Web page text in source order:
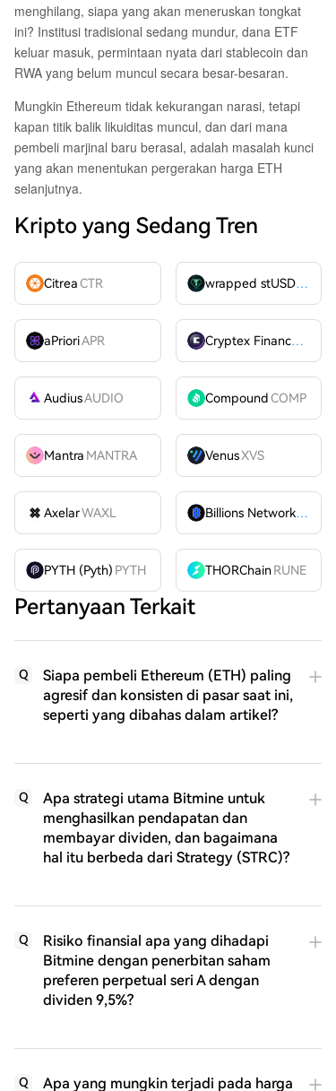
menghilang, siapa yang akan meneruskan tongkat
ini? Institusi tradisional sedang mundur, dana ETF
keluar masuk, permintaan nyata dari stablecoin dan
RWA yang belum muncul secara besar-besaran.
Mungkin Ethereum tidak kekurangan narasi, tetapi
kapan titik balik likuiditas muncul, dan dari mana
pembeli marjinal baru berasal, adalah masalah kunci
yang akan menentukan pergerakan harga ETH
selanjutnya.
Kripto yang Sedang Tren
CitreaCTR wrapped stUSDT
aPrioriAPR Cryptex FinanceCTX
AudiusAUDIO CompoundCOMP
Mantra MANTRA VenusXVS
AxelarWAXL Billions Network
BILL
PYTH (Pyth) PYTH THORChain RUNE
Pertanyaan Terkait
Q
Siapa pembeli Ethereum (ETH) paling
agresif dan konsisten di pasar saat ini,
seperti yang dibahas dalam artikel?
Q
Apa strategi utama Bitmine untuk
menghasilkan pendapatan dan
membayar dividen, dan bagaimana
hal itu berbeda dari Strategy (STRC)?
Q
Risiko finansial apa yang dihadapi
Bitmine dengan penerbitan saham
preferen perpetual seri A dengan
dividen 9,5%?
Q Apa yang mungkin terjadi pada harga